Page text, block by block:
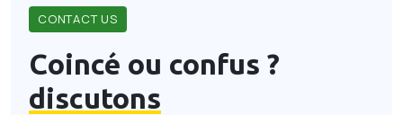
CONTACT US
Coincé ou confus ?
discutons